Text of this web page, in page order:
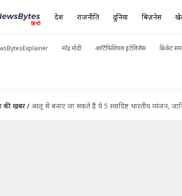
देश राजनीति दुनिया बिज़नेस
नरेंद्र मोदी आर्टिफिशियल इंटेलिजेंस क्रिकेट
की खबरें / आलू से बनाए जा सकते हैं ये 5 स्वादिष्ट भारतीय व्यंजन,